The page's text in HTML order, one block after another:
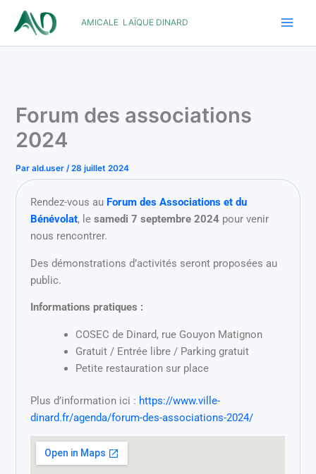
AMICALE LAÏQUE DINARD
Forum des associations
2024
Parald.user/28 juillet 2024
Rendez-vous au Forum des Associations et du
Bénévolat, lesamedi 7 septembre 2024 pour venir
nous rencontrer.
Des démonstrations d’activités seront proposées au
public.
Informations pratiques :
COSEC de Dinard, rue Gouyon Matignon
Gratuit / Entrée libre / Parking gratuit
Petite restauration sur place
Plus d’information ici : https://www.ville-
dinard.fr/agenda/forum-des-associations-2024/